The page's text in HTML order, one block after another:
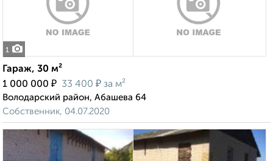
1
Гараж, 30 м²
1 000 000 ₽ 33 400 ₽ за м²
Володарский район, Абашева 64
Собственник, 04.07.2020